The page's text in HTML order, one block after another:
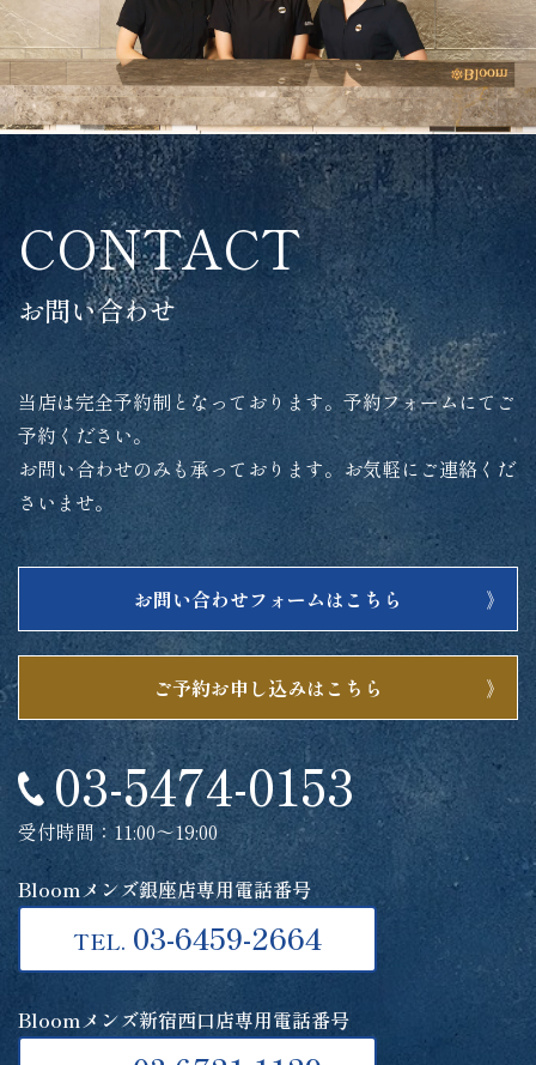
CONTACT
お問い合わせ
当店は完全予約制となっております。予約フォームにてご
予約ください。
お問い合わせのみも承っております。お気軽にご連絡くだ
さいませ。
お問い合わせフォームはこちら
ご予約お申し込みはこちら
03-5474-0153
受付時間：11:00～19:00
Bloomメンズ銀座店専用電話番号
TEL. 03-6459-2664
Bloomメンズ新宿西口店専用電話番号